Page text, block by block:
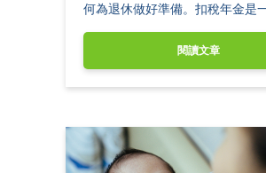
何為退休做好準備。扣稅年金是
閱讀文章